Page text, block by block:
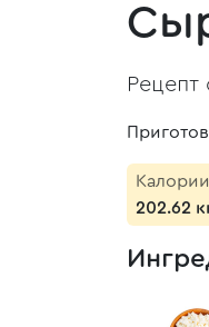
Калории
202.62